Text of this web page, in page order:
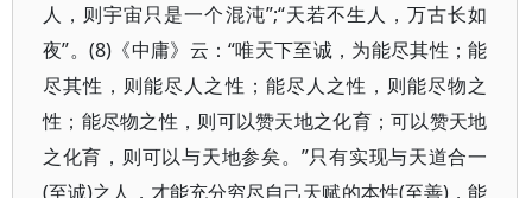
人，则宇宙只是一个混沌”;“天若不生人，万古长如
夜”。(8)《中庸》云：“唯天下至诚，为能尽其性；能
尽其性，则能尽人之性；能尽人之性，则能尽物之
性；能尽物之性，则可以赞天地之化育；可以赞天地
之化育，则可以与天地参矣。”只有实现与天道合一
(至诚)之人，才能充分穷尽自己天赋的本性(至善)，能